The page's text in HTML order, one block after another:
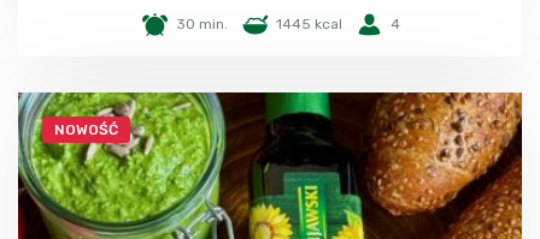
30 min. 1445 kcal 4
NOWOŚĆ